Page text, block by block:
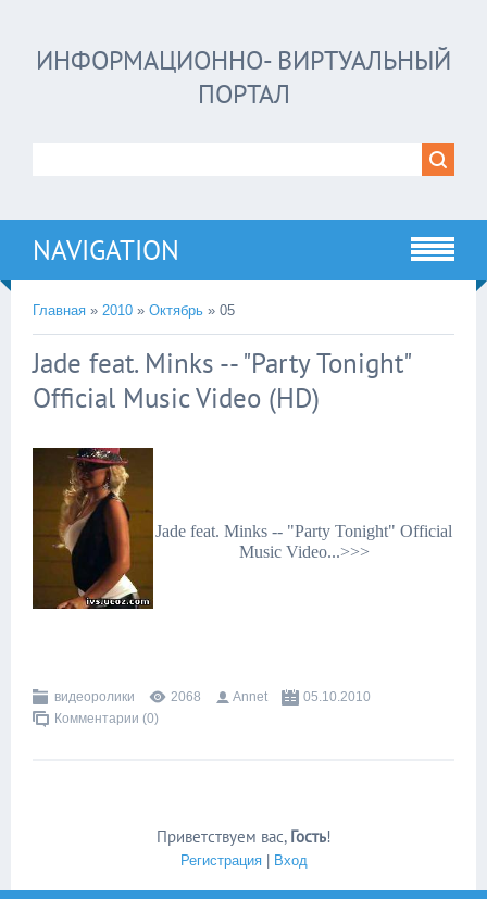
ИНФОРМАЦИОННО- ВИРТУАЛЬНЫЙ
ПОРТАЛ
NAVIGATION
Главная » 2010 » Октябрь » 05
Jade feat. Minks -- "Party Tonight"
Official Music Video (HD)
Jade feat. Minks -- "Party Tonight" Official
Music Video...>>>
видеоролики 2068 Annet
05.10.2010
Комментарии (0)
Приветствуем вас, Гость!
Регистрация| Вход